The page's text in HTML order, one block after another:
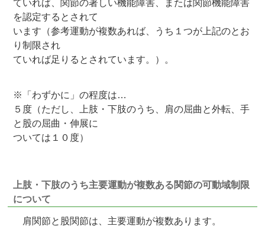
ていれば、関節の著しい機能障害、または関節機能障害
を認定するとされて
います（参考運動が複数あれば、うち１つが上記のとお
り制限され
ていれば足りるとされています。）。
※「わずかに」の程度は…
５度（ただし、上肢・下肢のうち、肩の屈曲と外転、手
と股の屈曲・伸展に
ついては１０度）
上肢・下肢のうち主要運動が複数ある関節の可動域制限
について
肩関節と股関節は、主要運動が複数あります。